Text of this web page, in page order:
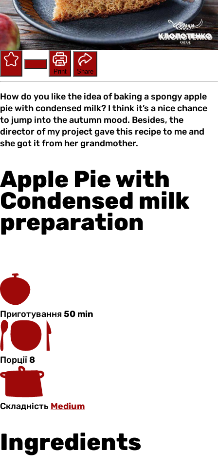
Print
Share
How do you like the idea of baking a spongy apple
pie with condensed milk? I think it’s a nice chance
to jump into the autumn mood. Besides, the
director of my project gave this recipe to me and
she got it from her grandmother.
Apple Pie with
Condensed milk
preparation
Приготування50 min
Порції8
Складність Medium
Ingredients